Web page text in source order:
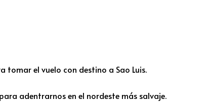
el vuelo con destino a Sao Luis.
adentrarnos en el nordeste más salvaje.